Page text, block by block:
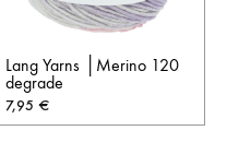
Lang Yarns │Merino 120
degrade
7,95 €